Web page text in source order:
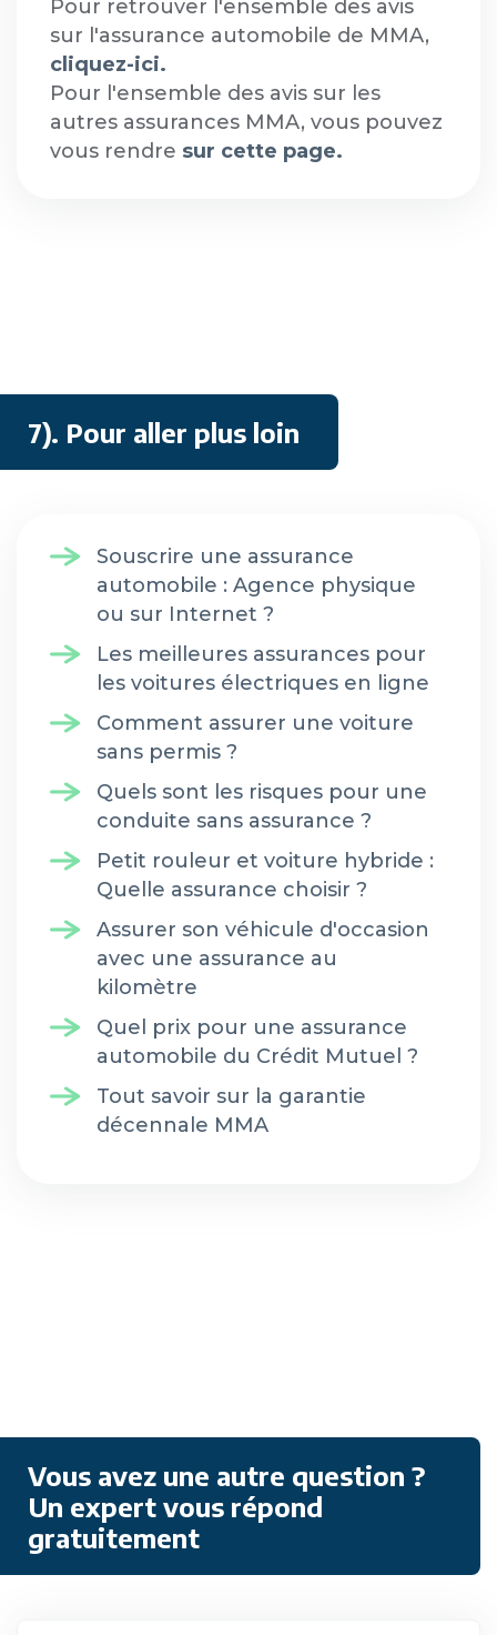
Pour retrouver l'ensemble des avis
sur l'assurance automobile de MMA,
cliquez-ici.
Pour l'ensemble des avis sur les
autres assurances MMA, vous pouvez
vous rendre sur cette page.
7). Pour aller plus loin
Souscrire une assurance
automobile : Agence physique
ou sur Internet ?
Les meilleures assurances pour
les voitures électriques en ligne
Comment assurer une voiture
sans permis ?
Quels sont les risques pour une
conduite sans assurance ?
Petit rouleur et voiture hybride :
Quelle assurance choisir ?
Assurer son véhicule d'occasion
avec une assurance au
kilomètre
Quel prix pour une assurance
automobile du Crédit Mutuel ?
Tout savoir sur la garantie
décennale MMA
Vous avez une autre question ?
Un expert vous répond
gratuitement